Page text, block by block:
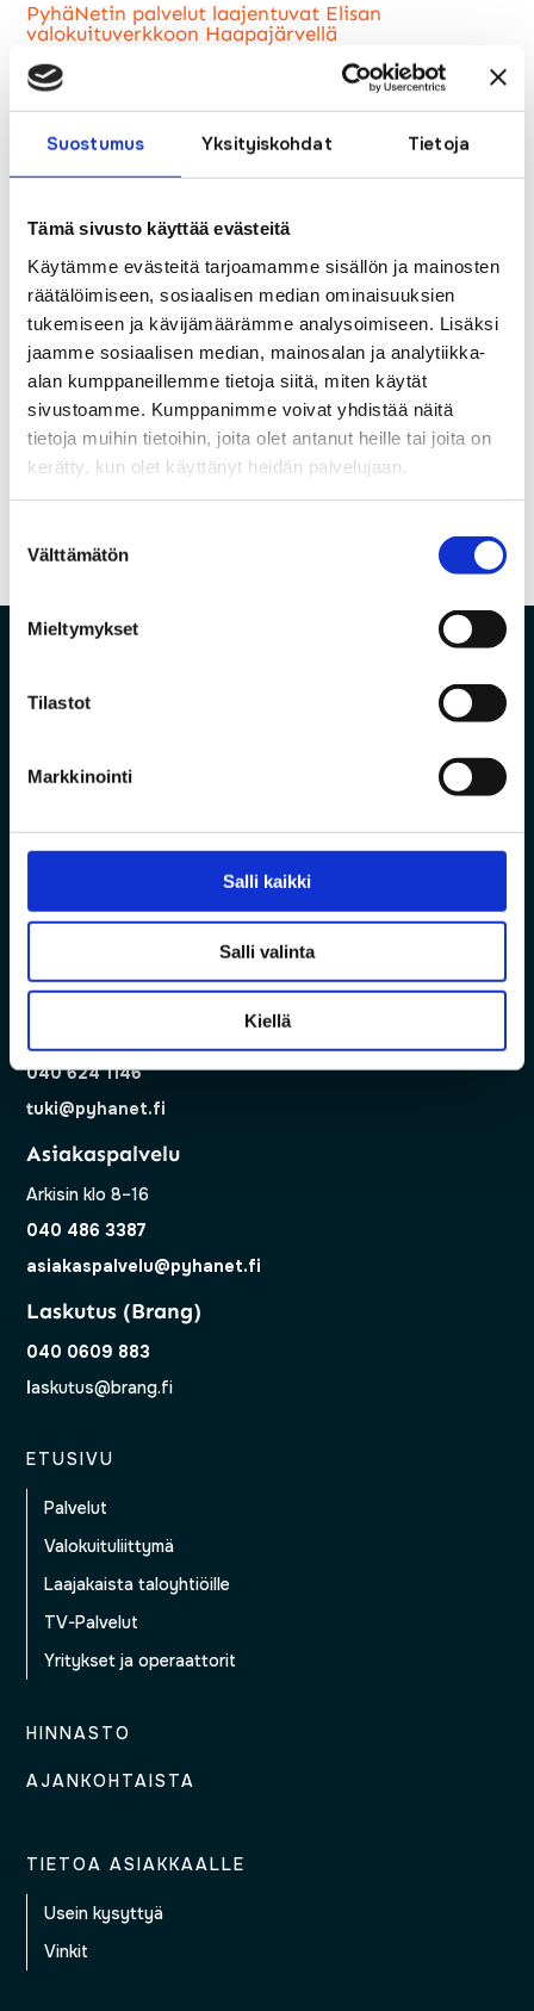
Suostumus Yksityiskohdat Tietoja
Tämä sivusto käyttää evästeitä
Käytämme evästeitä tarjoamamme sisällön ja mainosten
räätälöimiseen, sosiaalisen median ominaisuuksien
tukemiseen ja kävijämäärämme analysoimiseen. Lisäksi
jaamme sosiaalisen median, mainosalan ja analytiikka-
alan kumppaneillemme tietoja siitä, miten käytät
sivustoamme. Kumppanimme voivat yhdistää näitä
tietoja muihin tietoihin, joita olet antanut heille tai joita on
kerätty, kun olet käyttänyt heidän palvelujaan.
valinta
Välttämätön
Mieltymykset
Tilastot
Markkinointi
Salli kaikki
Salli valinta
Kiellä
PyhäNetin palvelut laajentuvat Elisan
valokuituverkkoon Haapajärvellä
Pekola Suomen Seutuverkkojen hallitukseen
112- päivänä syytä huomioida vahinkojen
ennaltaehkäisy
Nyt vietetään mediataitoviikkoa – Huoli
verkossa
rakentamisesta
Joulun ja vuodenvaihteen aukioloajat
Maxivisionin IPTV- palvelun käyttöoikeus
Valokuituliittymä nopein ja luotettavin
internetyhteys
Coronavirustilanne lisää etätöiden tekemistä
←Edellinen Seuraava→
Vanha Pyhäjärventie 7, 86800 Pyhäsalmi
Tekninen tuki
040 624 1146
tuki@pyhanet.fi
Asiakaspalvelu
Arkisin klo 8–16
040 486 3387
asiakaspalvelu@pyhanet.fi
Laskutus (Brang)
040 0609 883
laskutus@brang.fi
ETUSIVU
Palvelut
Valokuituliittymä
Laajakaista taloyhtiöille
TV-Palvelut
Yritykset ja operaattorit
HINNASTO
AJANKOHTAISTA
TIETOA ASIAKKAALLE
Usein kysyttyä
Vinkit